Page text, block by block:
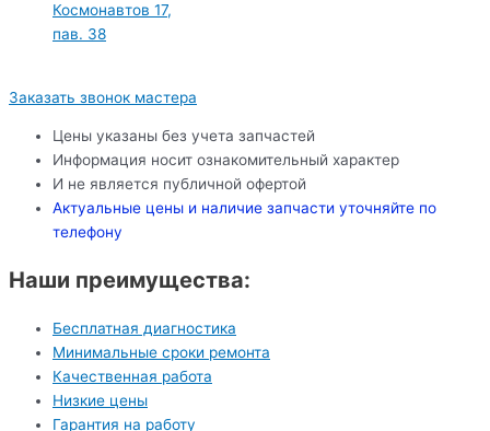
Космонавтов 17,
пав. 38
Заказать звонок мастера
Цены указаны без учета запчастей
Информация носит ознакомительный характер
И не является публичной офертой
Актуальные цены и наличие запчасти уточняйте по
телефону
Наши преимущества:
Бесплатная диагностика
Минимальные сроки ремонта
Качественная работа
Низкие цены
Гарантия на работу